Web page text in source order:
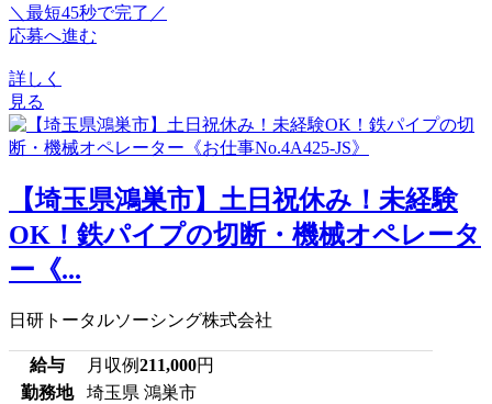
＼最短45秒で完了／
応募へ進む
詳しく
見る
【埼玉県鴻巣市】土日祝休み！未経験
OK！鉄パイプの切断・機械オペレータ
ー《...
日研トータルソーシング株式会社
給与 月収例211,000円
勤務地
埼玉県 鴻巣市